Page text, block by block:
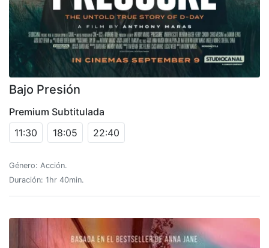
Bajo Presión
Premium Subtitulada
11:30
18:05 22:40
Género: Acción.
Duración: 1hr 40min.